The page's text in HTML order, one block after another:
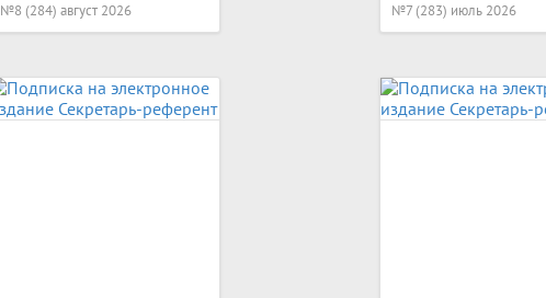
№8 (284) август 2026 №7 (283) июль 2026